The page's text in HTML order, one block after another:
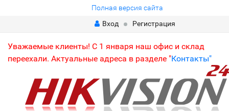
Полная версия сайта
Вход
Регистрация
Уважаемые клиенты! С 1 января наш офис и склад
переехали. Актуальные адреса в разделе "Контакты"